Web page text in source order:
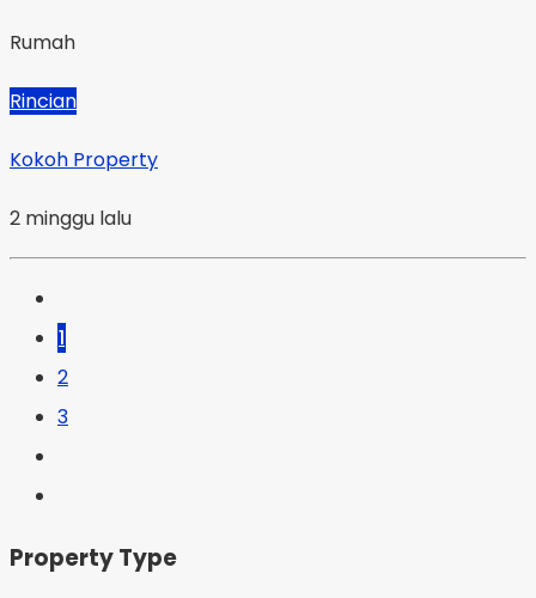
Rumah
Rincian
Kokoh Property
2 minggu lalu
1
2
3
Property Type